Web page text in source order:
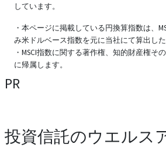
しています。
・本ページに掲載している円換算指数は、
み米ドルベース指数を元に当社にて算出した
・MSCI指数に関する著作権、知的財産権そ
に帰属します。
PR
投資信託のウエルス